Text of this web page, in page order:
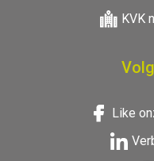
KVK
Like